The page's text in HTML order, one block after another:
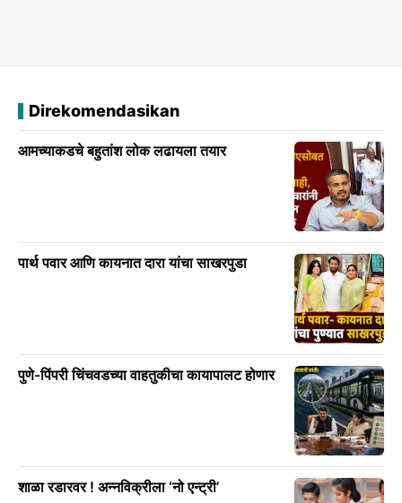
Direkomendasikan
आमच्याकडचे बहुतांश लोक लढायला तयार
पार्थ पवार आणि कायनात दारा यांचा साखरपुडा
पुणे-पिंपरी चिंचवडच्या वाहतुकीचा कायापालट होणार
शाळा रडारवर ! अन्नविक्रीला ‘नो एन्ट्री’